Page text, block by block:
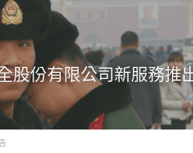
股份有限公司新服務推